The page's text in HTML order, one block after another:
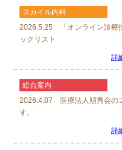
スカイル内科
2026.5.25 「オンライン診療
ックリスト
詳
総合案内
2026.4.07 医療法人順秀会の
す。
詳